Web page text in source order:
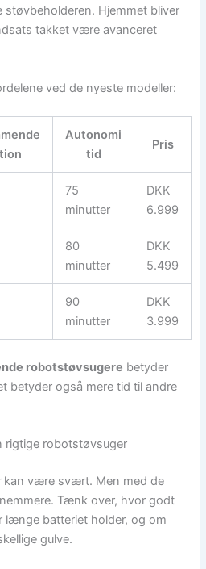
Hjemmet bliver
takket være avanceret
ved de nyeste modeller:
Autonomi
tid
Pris
75
minutter
DKK
6.999
80
minutter
DKK
5.499
90
minutter
DKK
3.999
robotstøvsugere betyder
betyder også mere tid til andre
rigtige robotstøvsuger
kan være svært. Men med de
Tænk over, hvor godt
batteriet holder, og om
gulve.